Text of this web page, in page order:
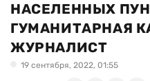
НАСЕЛЕННЫХ
ГУМАНИТАРНАЯ
ЖУРНАЛИСТ
19 сентября, 2022, 01:55